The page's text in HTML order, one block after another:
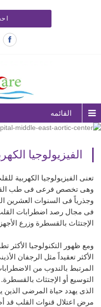
القائمه
الفيزيولوجيا
تعنى الفيزيولوجيا الكهربية
وهى تخصص فرعى فى طب القلب
وجذرياً فى السنوات العشرين
فى مجال رصد اضطرابات القلب
الإجتثاث بالقسطرة وزرع
ومع ظهور التكنولوجيا
الأكثر تعقيداً مثل الرجفان
المرتبط بالندوب من
التوسيع أو الإجتثاث
الذى يهدد حياة المرضى الذين
مرض اعتلال قنوات القلب قد